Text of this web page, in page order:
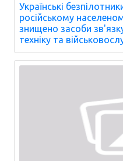
Українські
російському
знищено засоби
техніку та